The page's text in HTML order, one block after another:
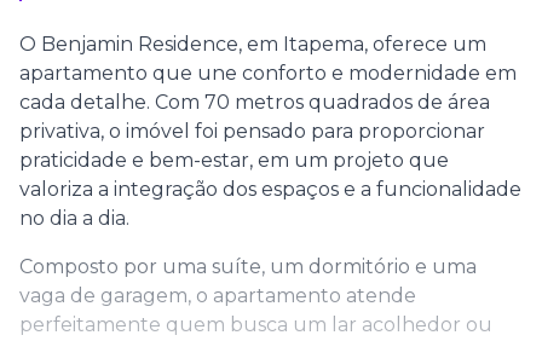
O Benjamin Residence, em Itapema, oferece um
apartamento que une conforto e modernidade em
cada detalhe. Com 70 metros quadrados de área
privativa, o imóvel foi pensado para proporcionar
praticidade e bem-estar, em um projeto que
valoriza a integração dos espaços e a funcionalidade
no dia a dia.
Composto por uma suíte, um dormitório e uma
vaga de garagem, o apartamento atende
perfeitamente quem busca um lar acolhedor ou